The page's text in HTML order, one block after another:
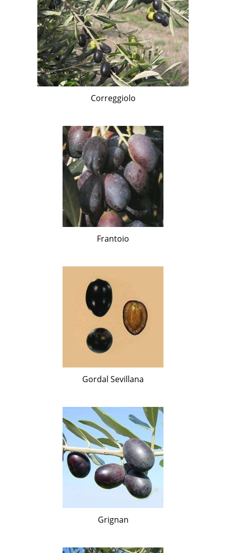
Correggiolo
Frantoio
Gordal Sevillana
Grignan